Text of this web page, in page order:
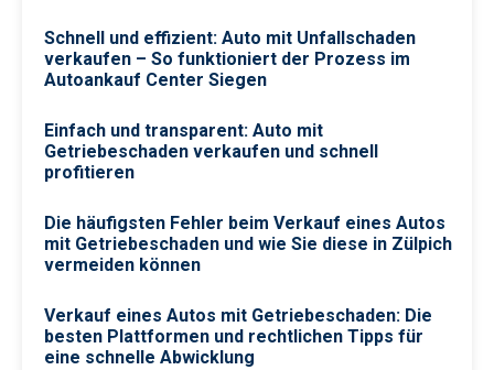
Schnell und effizient: Auto mit Unfallschaden
verkaufen – So funktioniert der Prozess im
Autoankauf Center Siegen
Einfach und transparent: Auto mit
Getriebeschaden verkaufen und schnell
profitieren
Die häufigsten Fehler beim Verkauf eines Autos
mit Getriebeschaden und wie Sie diese in Zülpich
vermeiden können
Verkauf eines Autos mit Getriebeschaden: Die
besten Plattformen und rechtlichen Tipps für
eine schnelle Abwicklung